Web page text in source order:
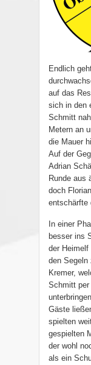
Endlich
auf das
sich in den
Schmitt
Metern an
die Mauer
Auf der
Adrian
Runde aus
doch
entschärfte
In einer
besser ins
der Heimelf
den Segeln
Kremer,
Schmitt
Gäste
spielten
gespielten
der wohl
als ein